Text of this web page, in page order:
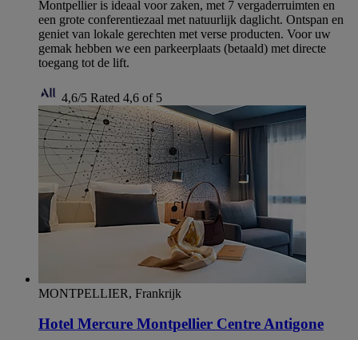
Montpellier is ideaal voor zaken, met 7 vergaderruimten en
een grote conferentiezaal met natuurlijk daglicht. Ontspan en
geniet van lokale gerechten met verse producten. Voor uw
gemak hebben we een parkeerplaats (betaald) met directe
toegang tot de lift.
4,6/5 Rated 4,6 of 5
MONTPELLIER, Frankrijk
Hotel Mercure Montpellier Centre Antigone